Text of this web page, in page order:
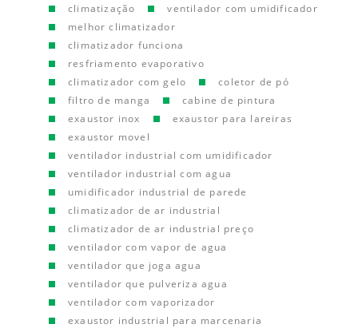
climatização
ventilador com umidificador
melhor climatizador
climatizador funciona
resfriamento evaporativo
climatizador com gelo
coletor de pó
filtro de manga
cabine de pintura
exaustor inox
exaustor para lareiras
exaustor movel
ventilador industrial com umidificador
ventilador industrial com agua
umidificador industrial de parede
climatizador de ar industrial
climatizador de ar industrial preço
ventilador com vapor de agua
ventilador que joga agua
ventilador que pulveriza agua
ventilador com vaporizador
exaustor industrial para marcenaria